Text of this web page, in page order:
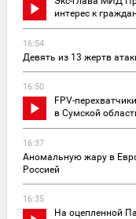
интерес к
16:54
Девять из 13 жертв
16:50
FPV-
в Сумской
16:37
Аномальную жару в
Россией
16:35
На оцепленной